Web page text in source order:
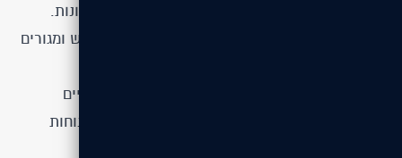
וביצוע, ומביאה ניסיון עשיר בבניית יחידות דיור מגוונות.
באילת, אלמוגים מנהלת קומפלקסים של דירות נופש ומגורים
וסופרמרקטים, ומציעה פתרון אידיאלי למגורים זמניים
ולתיירות איכותית באזור, תוך שמירה על חדשנות, נוחות